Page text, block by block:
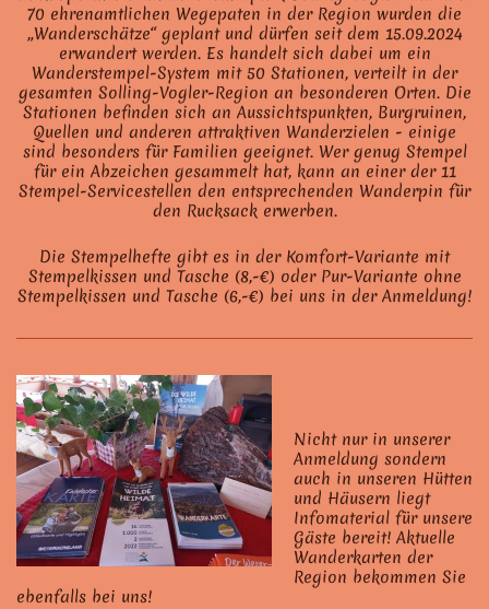
70 ehrenamtlichen Wegepaten in der Region wurden die
„Wanderschätze“ geplant und dürfen seit dem 15.09.2024
erwandert werden. Es handelt sich dabei um ein
Wanderstempel-System mit 50 Stationen, verteilt in der
gesamten Solling-Vogler-Region an besonderen Orten. Die
Stationen befinden sich an Aussichtspunkten, Burgruinen,
Quellen und anderen attraktiven Wanderzielen - einige
sind besonders für Familien geeignet. Wer genug Stempel
für ein Abzeichen gesammelt hat, kann an einer der 11
Stempel-Servicestellen den entsprechenden Wanderpin für
den Rucksack erwerben.
Die Stempelhefte gibt es in der Komfort-Variante mit
Stempelkissen und Tasche (8,-€) oder Pur-Variante ohne
Stempelkissen und Tasche (6,-€) bei uns in der Anmeldung!
Nicht nur in unserer
Anmeldung sondern
auch in unseren Hütten
und Häusern liegt
Infomaterial für unsere
Gäste bereit! Aktuelle
Wanderkarten der
Region bekommen Sie
ebenfalls bei uns!